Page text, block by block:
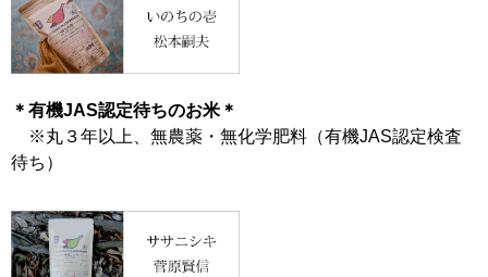
＊有機JAS認定待ちのお米＊
※丸３年以上、無農薬・無化学肥料（有機JAS認定検査
待ち）